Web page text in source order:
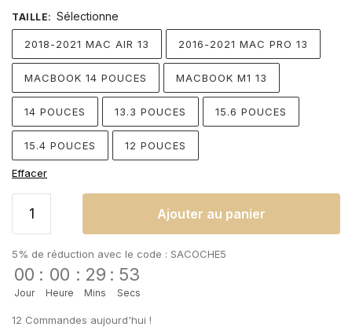
TAILLE: Sélectionne
2018-2021 MAC AIR 13 2016-2021 MAC PRO 13
MACBOOK 14 POUCES MACBOOK M1 13
14 POUCES 13.3 POUCES 15.6 POUCES
15.4 POUCES 12 POUCES
Effacer
Ajouter au panier
5% de réduction avec le code : SACOCHE5
00
Jour
: 00
Heure
: 29
Mins
: 53
Secs
12 Commandes aujourd'hui !